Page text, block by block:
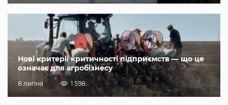
Нові критерії критичності підприємств — що це
означає для агробізнесу
8 липня 1 598